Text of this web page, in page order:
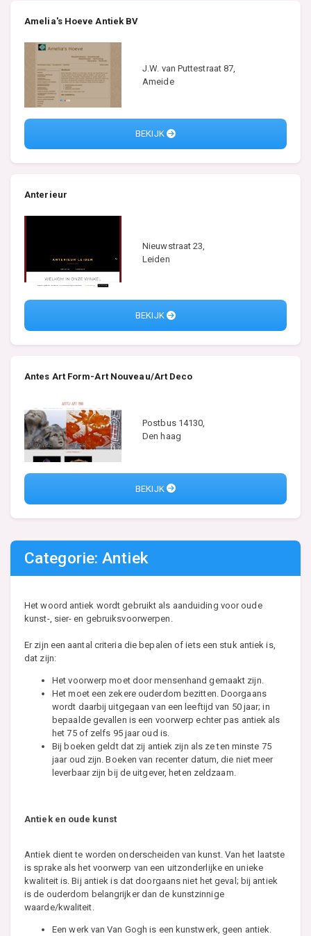
Amelia's Hoeve Antiek BV
J.W. van Puttestraat 87,
Ameide
BEKIJK
Anterieur
Nieuwstraat 23,
Leiden
BEKIJK
Antes Art Form-Art Nouveau/Art Deco
Postbus 14130,
Den haag
BEKIJK
Categorie: Antiek
Het woord antiek wordt gebruikt als aanduiding voor oude
kunst-, sier- en gebruiksvoorwerpen.
Er zijn een aantal criteria die bepalen of iets een stuk antiek is,
dat zijn:
Het voorwerp moet door mensenhand gemaakt zijn.
Het moet een zekere ouderdom bezitten. Doorgaans
wordt daarbij uitgegaan van een leeftijd van 50 jaar; in
bepaalde gevallen is een voorwerp echter pas antiek als
het 75 of zelfs 95 jaar oud is.
Bij boeken geldt dat zij antiek zijn als ze ten minste 75
jaar oud zijn. Boeken van recenter datum, die niet meer
leverbaar zijn bij de uitgever, heten zeldzaam.
Antiek en oude kunst
Antiek dient te worden onderscheiden van kunst. Van het laatste
is sprake als het voorwerp van een uitzonderlijke en unieke
kwaliteit is. Bij antiek is dat doorgaans niet het geval; bij antiek
is de ouderdom belangrijker dan de kunstzinnige
waarde/kwaliteit.
Een werk van Van Gogh is een kunstwerk, geen antiek.